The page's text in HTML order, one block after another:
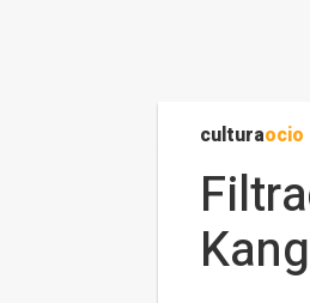
culturaocio